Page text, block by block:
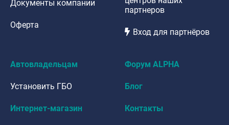
Документы компании
Оферта
партнеров
Вход для партнёров
Автовладельцам
Установить ГБО
Интернет-магазин
Форум ALPHA
Блог
Контакты